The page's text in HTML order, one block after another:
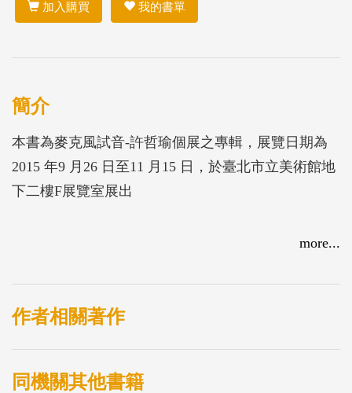
加入購買 我的書單
簡介
本書為麥克風試音-許哲瑜個展之專輯，展覽日期為
2015 年9 月26 日至11 月15 日，於臺北市立美術館地
下二樓F展覽室展出
more...
作者相關著作
同機關其他書籍